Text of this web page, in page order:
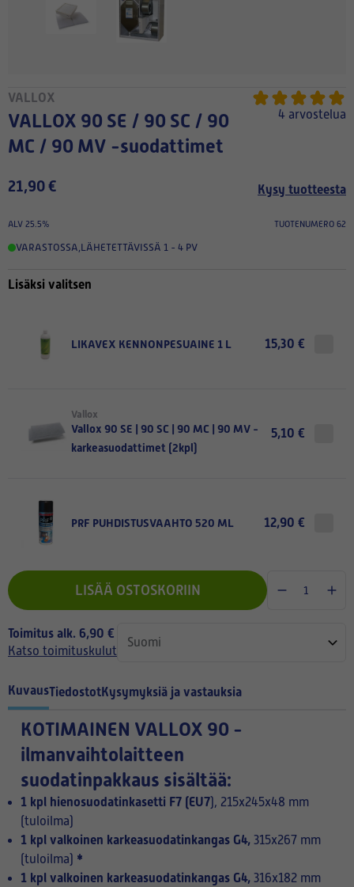
VALLOX
VALLOX 90 SE / 90 SC / 90
MC / 90 MV -suodattimet
4 arvostelua
21,90 € Kysy tuotteesta
ALV 25.5% TUOTENUMERO 62
VARASTOSSA,LÄHETETTÄVISSÄ 1 - 4 PV
Lisäksi valitsen
LIKAVEX KENNONPESUAINE 1 L 15,30 €
Vallox
Vallox 90 SE | 90 SC | 90 MC | 90 MV -
karkeasuodattimet (2kpl)
5,10 €
PRF PUHDISTUSVAAHTO 520 ML 12,90 €
LISÄÄ OSTOSKORIIN
Toimitus alk. 6,90 €
Katso toimituskulut
KuvausTiedostotKysymyksiä ja vastauksia
KOTIMAINEN VALLOX 90 -
ilmanvaihtolaitteen
suodatinpakkaus sisältää:
1 kpl hienosuodatinkasetti F7 (EU7 ), 215x245x48 mm
(tuloilma)
1 kpl valkoinen karkeasuodatinkangas G4, 315x267 mm
(tuloilma) *
1 kpl valkoinen karkeasuodatinkangas G4, 316x182 mm